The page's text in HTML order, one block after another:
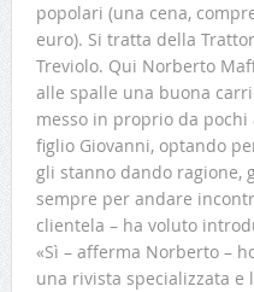
popolari (una cena,
euro). Si tratta della
Treviolo. Qui Norberto
alle spalle una buona
messo in proprio da
figlio Giovanni, optando
gli stanno dando ragione,
sempre per andare
clientela – ha voluto
«Sì – afferma Norberto –
una rivista specializzata e